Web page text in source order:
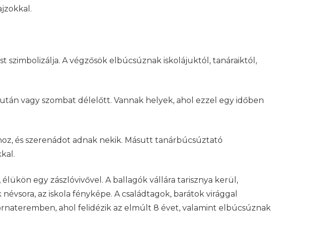
szimbolizálja. A végzősök elbúcsúznak iskolájuktól, tanáraiktól,
vagy szombat délelőtt. Vannak helyek, ahol ezzel egy időben
és szerenádot adnak nekik. Másutt tanárbúcsúztató
egy zászlóvivővel. A ballagók vállára tarisznya kerül,
az iskola fényképe. A családtagok, barátok virággal
ahol felidézik az elmúlt 8 évet, valamint elbúcsúznak